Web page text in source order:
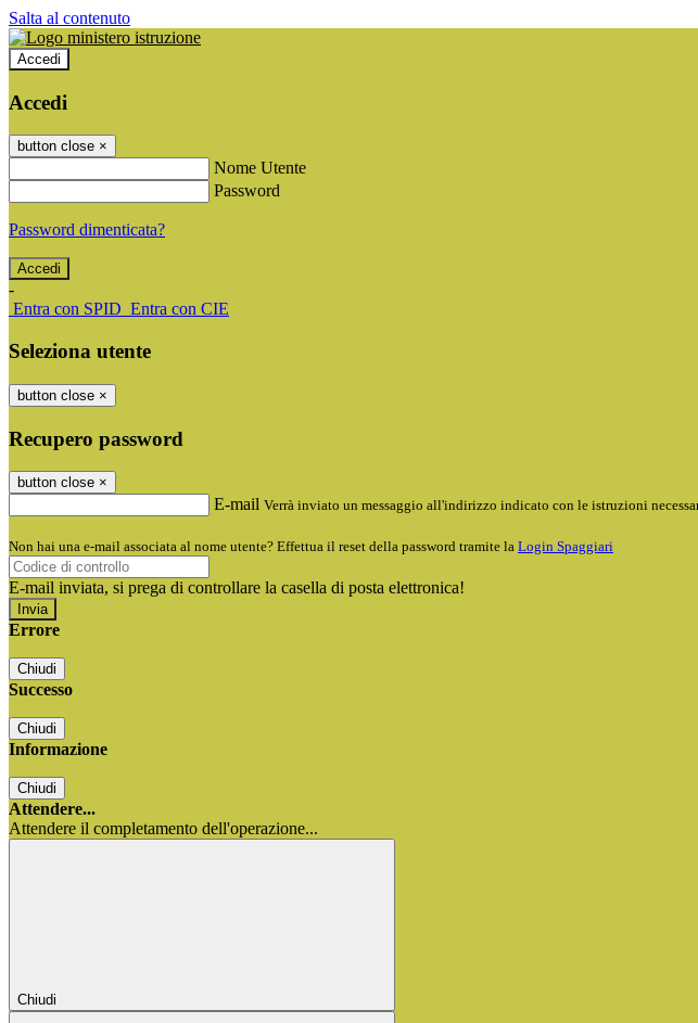
Salta al contenuto
Accedi
Accedi
button close ×
Nome Utente
Password
Password dimenticata?
-
Entra con SPID Entra con CIE
Seleziona utente
button close ×
Recupero password
button close ×
E-mail Verrà inviato un messaggio all'indirizzo indicato con le istruzioni
Non hai una e-mail associata al nome utente? Effettua il reset della password tramite la Login Spaggiari
E-mail inviata, si prega di controllare la casella di posta elettronica!
Errore
Chiudi
Successo
Chiudi
Informazione
Chiudi
Attendere...
Attendere il completamento dell'operazione...
Chiudi